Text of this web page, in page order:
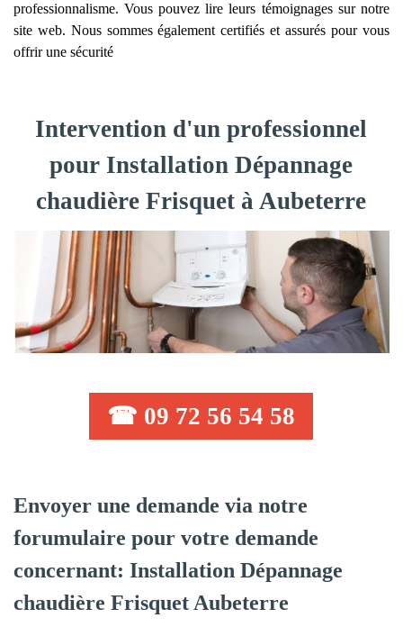
professionnalisme. Vous pouvez lire leurs témoignages sur notre
site web. Nous sommes également certifiés et assurés pour vous
offrir une sécurité
Intervention d'un professionnel
pour Installation Dépannage
chaudière Frisquet à Aubeterre
☎ 09 72 56 54 58
Envoyer une demande via notre
forumulaire pour votre demande
concernant: Installation Dépannage
chaudière Frisquet Aubeterre